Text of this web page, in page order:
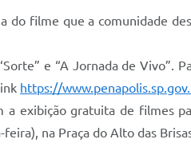
filme que a comunidade
e “A Jornada de Vivo”.
https://
exibição gratuita de filmes
na Praça do Alto das